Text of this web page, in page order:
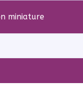
miniature